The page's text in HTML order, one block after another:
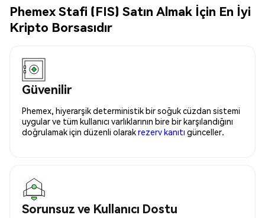
Phemex Stafi (FIS) Satın Almak İçin En İyi
Kripto Borsasıdır
Güvenilir
Phemex, hiyerarşik deterministik bir soğuk cüzdan sistemi
uygular ve tüm kullanıcı varlıklarının bire bir karşılandığını
doğrulamak için düzenli olarakrezerv kanıtı günceller.
Sorunsuz ve Kullanıcı Dostu